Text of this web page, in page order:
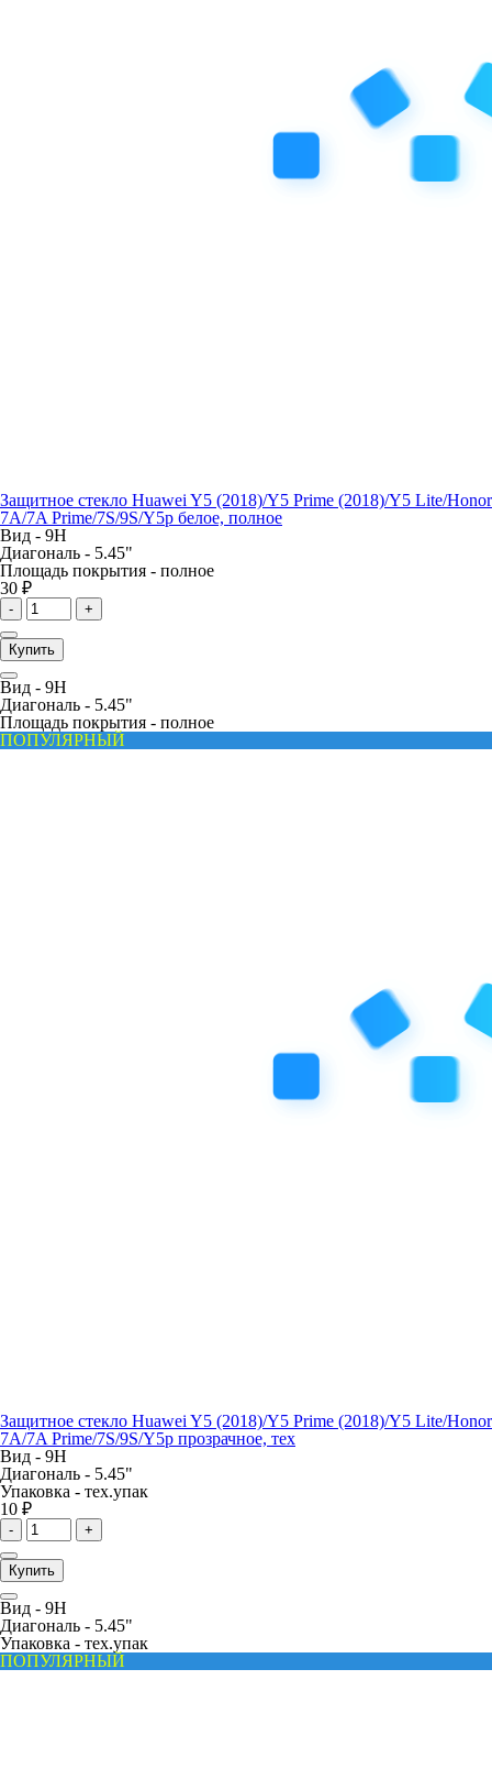
Защитное стекло Huawei Y5 (2018)/Y5 Prime (2018)/Y5 Lite/Honor
7A/7A Prime/7S/9S/Y5p белое, полное
Вид - 9H
Диагональ - 5.45"
Площадь покрытия - полное
30 ₽
- +
Купить
Вид - 9H
Диагональ - 5.45"
Площадь покрытия - полное
ПОПУЛЯРНЫЙ
Защитное стекло Huawei Y5 (2018)/Y5 Prime (2018)/Y5 Lite/Honor
7A/7A Prime/7S/9S/Y5p прозрачное, тех
Вид - 9H
Диагональ - 5.45"
Упаковка - тех.упак
10 ₽
- +
Купить
Вид - 9H
Диагональ - 5.45"
Упаковка - тех.упак
ПОПУЛЯРНЫЙ